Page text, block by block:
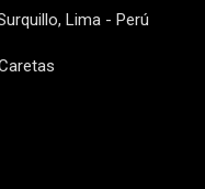
Lima - Perú